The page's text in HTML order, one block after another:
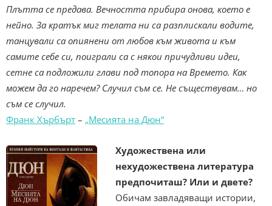
Плътта се предава. Вечността прибира онова, което е
нейно. За кратък миг телата ни са разплискали водите,
танцували са опиянени от любов към живота и към
самите себе си, поиграли са с някои причудливи идеи,
сетне са подложили глави под топора на Времето. Как
можем да го наречем? Случил съм се. Не съществувам… но
съм се случил.
Франк Хърбърт – „Месията на Дюн“
Художествена или
нехудожествена литература
предпочиташ? Или и двете?
Обичам завладяващи истории,